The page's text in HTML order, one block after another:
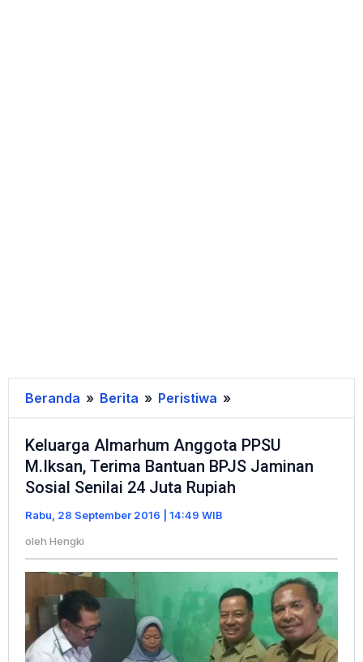
Beranda » Berita » Peristiwa »
Almarhum
Anggota
PPSU
M.Iksan,
BPJS
Jaminan
Sosial
Senilai
24
Keluarga Almarhum Anggota PPSU
M.Iksan, Terima Bantuan BPJS Jaminan
Sosial Senilai 24 Juta Rupiah
Rabu, 28 September 2016 | 14:49 WIB
oleh Hengki